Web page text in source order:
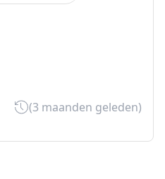
(3 maanden geleden)